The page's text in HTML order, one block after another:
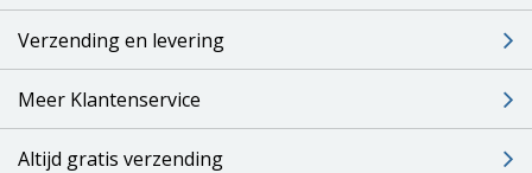
Verzending en levering
Meer Klantenservice
Altijd gratis verzending